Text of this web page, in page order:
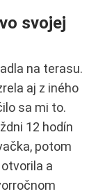
svojej
na terasu.
aj z iného
sa mi to.
12 hodín
potom
a